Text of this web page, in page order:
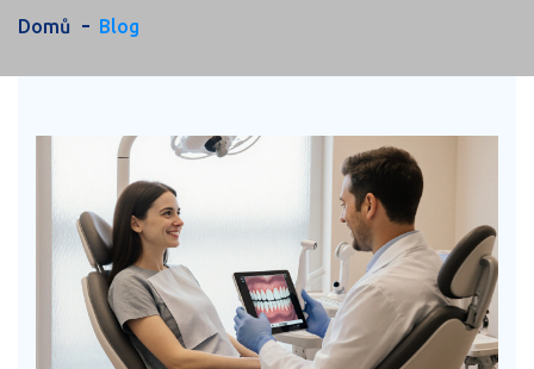
Domů Blog